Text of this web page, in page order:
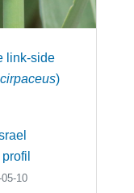
link-side
)
10